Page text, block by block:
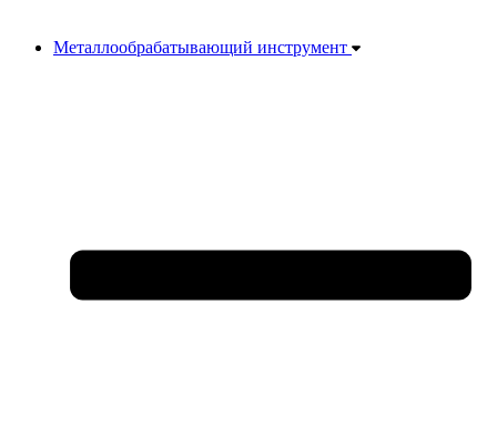
Металлообрабатывающий инструмент